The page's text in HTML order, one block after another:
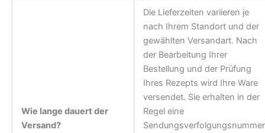
Wie lange dauert der
Versand?
Die Lieferzeiten variieren je
nach Ihrem Standort und der
gewählten Versandart. Nach
der Bearbeitung Ihrer
Bestellung und der Prüfung
Ihres Rezepts wird Ihre Ware
versendet. Sie erhalten in der
Regel eine